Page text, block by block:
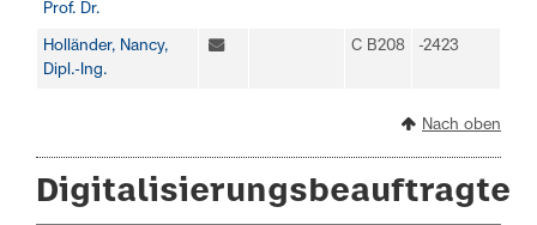
Prof. Dr.
Holländer, Nancy,
Dipl.-Ing.
C B208 -2423
Nach oben
Digitalisierungsbeauftragte